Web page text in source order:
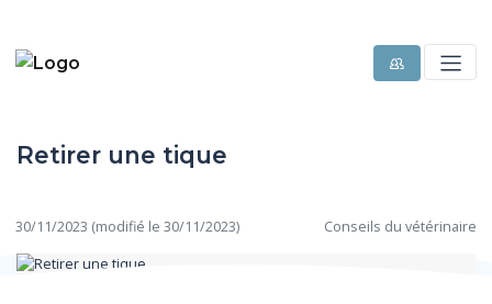
Retirer une tique
30/11/2023 (modifié le 30/11/2023) Conseils du vétérinaire